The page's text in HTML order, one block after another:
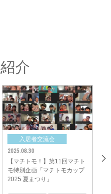
介
入居者交流会
トモ！】夏イベント
トコート流山セントラ
ク フラグメンツ（全31
【マチ